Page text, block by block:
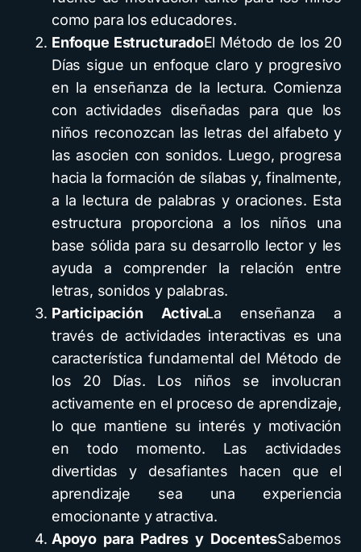
como para los educadores.
Enfoque EstructuradoEl Método de los 20
Días sigue un enfoque claro y progresivo
en la enseñanza de la lectura. Comienza
con actividades diseñadas para que los
niños reconozcan las letras del alfabeto y
las asocien con sonidos. Luego, progresa
hacia la formación de sílabas y, finalmente,
a la lectura de palabras y oraciones. Esta
estructura proporciona a los niños una
base sólida para su desarrollo lector y les
ayuda a comprender la relación entre
letras, sonidos y palabras.
Participación ActivaLa enseñanza a
través de actividades interactivas es una
característica fundamental del Método de
los 20 Días. Los niños se involucran
activamente en el proceso de aprendizaje,
lo que mantiene su interés y motivación
en todo momento. Las actividades
divertidas y desafiantes hacen que el
aprendizaje sea una experiencia
emocionante y atractiva.
Apoyo para Padres y DocentesSabemos